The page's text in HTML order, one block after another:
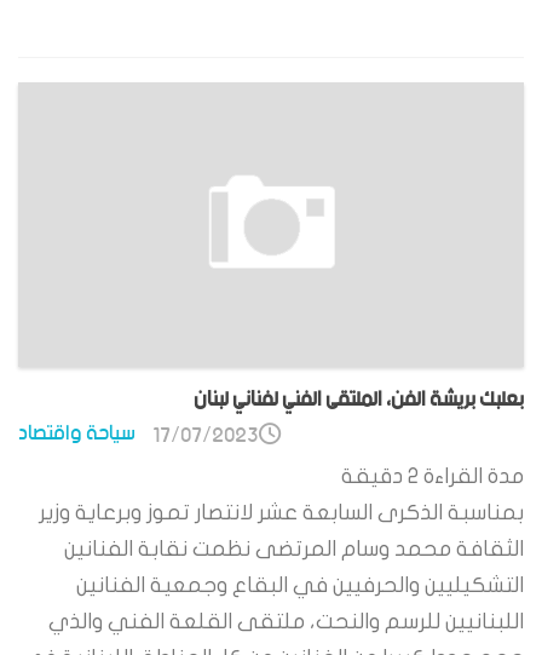
بعلبك بريشة الفن، الملتقى الفني لفناني لبنان
سياحة واقتصاد 17/07/2023
مدة القراءة 2 دقيقة
بمناسبة الذكرى السابعة عشر لانتصار تموز وبرعاية وزير
الثقافة محمد وسام المرتضى نظمت نقابة الفنانين
التشكيليين والحرفيين في البقاع وجمعية الفنانين
اللبنانيين للرسم والنحت، ملتقى القلعة الفني والذي